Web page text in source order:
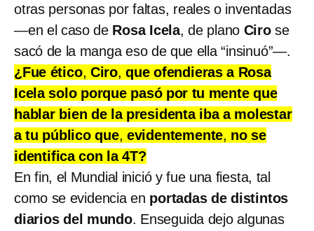
otras personas por faltas, reales o inventadas
—en el caso de Rosa Icela, de plano Cirose
sacó de la manga eso de que ella “insinuó”—.
¿Fue ético, Ciro, que ofendieras a Rosa
Icela solo porque pasó por tu mente que
hablar bien de la presidenta iba a molestar
a tu público que, evidentemente, no se
identifica con la 4T?
En fin, el Mundial inició y fue una fiesta, tal
como se evidencia en portadas de distintos
diarios del mundo. Enseguida dejo algunas